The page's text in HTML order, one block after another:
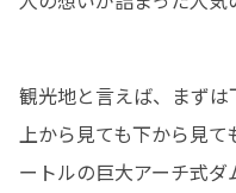
観光地と言えば、まずは
上から見ても下から見
ートルの巨大アーチ式ダ